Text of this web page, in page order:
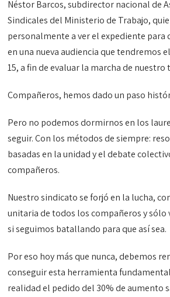
Néstor Barcos, subdirector nacional de
Sindicales del Ministerio de Trabajo,
personalmente a ver el expediente para
en una nueva audiencia que tendremos
15, a fin de evaluar la marcha de nuestro
Compañeros, hemos dado un paso
Pero no podemos dormirnos en los
seguir. Con los métodos de siempre:
basadas en la unidad y el debate
compañeros.
Nuestro sindicato se forjó en la lucha,
unitaria de todos los compañeros y sólo
si seguimos batallando para que así sea.
Por eso hoy más que nunca, debemos
conseguir esta herramienta
realidad el pedido del 30% de aumento